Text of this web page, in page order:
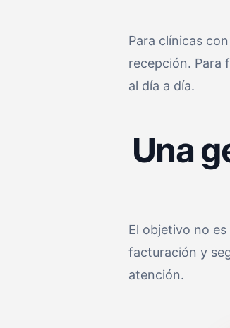
Para clínicas
recepción. Para
al día a día.
Una
El objetivo no
facturación y
atención.